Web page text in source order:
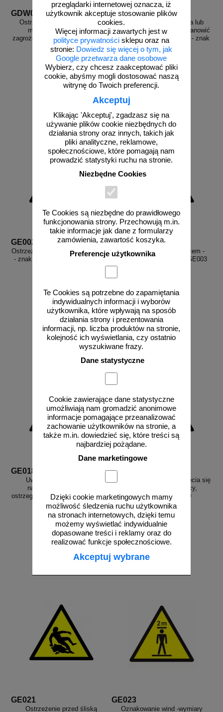
przeglądarki internetowej oznacza, iż
użytkownik akceptuje stosowanie plików
cookies.
Więcej informacji zawartych jest w
polityce prywatności sklepu oraz na
stronie: Dowiedz się więcej o tym, jak
Google przetwarza dane osobowe
Wybierz, czy chcesz zaakceptować pliki
cookie, abyśmy mogli dostosować naszą
witrynę do Twoich preferencji.
Akceptuj
Klikając 'Akceptuj', zgadzasz się na
używanie plików cookie niezbędnych do
działania strony oraz innych, takich jak
pliki analityczne, reklamowe,
społecznościowe, które pomagają nam
prowadzić statystyki ruchu na stronie.
Niezbędne Cookies
Te Cookies są niezbędne do prawidłowego
funkcjonowania strony. Przechowują m.in.
takie informacje jak dane z formularzy
zamówienia, zawartość koszyka.
Preferencje użytkownika
Te Cookies są potrzebne do zapamiętania
indywidualnych informacji i wyborów
użytkownika, które wpływają na sposób
działania strony i prezentowania
informacji, np. liczba produktów na stronie,
kolejność ich wyświetlania, czy ostatnio
wyszukiwane frazy.
Dane statystyczne
Cookie zawierające dane statystyczne
umożliwiają nam gromadzić anonimowe
informacje pomagające przeanalizować
zachowanie użytkowników na stronie, a
także m.in. dowiedzieć się, które treści są
najbardziej pożądane.
Dane marketingowe
Dzięki cookie marketingowych mamy
możliwość śledzenia ruchu użytkownika
na stronach internetowych, dzięki temu
możemy wyświetlać indywidualnie
dopasowane treści i reklamy oraz do
realizować funkcje społecznościowe.
Akceptuj wybrane
GDW071
Ostrzeżenie - Substancja lub
mieszanina stanowiąca
zagrożenie dla zdrowia - znak bhp
ostrzegający
od 2,58 zł
GDW072
Ostrzeżenie - Substancja lub
mieszanina, która może stanowić
zagrożenie dla środowiska - znak
bhp ostrzegający
od 2,58 zł
GE002
Ostrzeżenie przed silnym hałasem
- znak bhp ostrzegający - GE002
od 2,58 zł
2,10 zł netto
do koszyka
GE003
Ostrzeżenie - butle z gazem -
znak bhp ostrzegający - GE003
od 2,58 zł
2,10 zł netto
do koszyka
GE018
Uwaga ! Promieniowanie
nadfioletowe - znak bhp
ostrzegający, informujący - GE018
od 2,58 zł
2,10 zł netto
GE020
Niebezpieczeństwo potknięcia się
- znak bhp ostrzegający,
informujący - GE020
od 2,58 zł
2,10 zł netto
GE021
Ostrzeżenie przed śliską
GE023
Oznakowanie wind -wymiary